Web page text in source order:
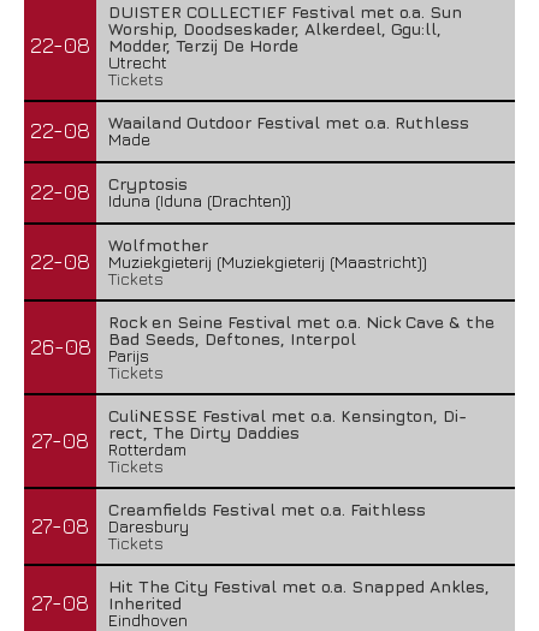
22-08
DUISTER COLLECTIEF Festival met o.a. Sun
Worship, Doodseskader, Alkerdeel, Ggu:ll,
Modder, Terzij De Horde
Utrecht
Tickets
22-08
Waailand Outdoor Festival met o.a. Ruthless
Made
22-08
Cryptosis
Iduna (Iduna (Drachten))
22-08
Wolfmother
Muziekgieterij (Muziekgieterij (Maastricht))
Tickets
26-08
Rock en Seine Festival met o.a. Nick Cave & the
Bad Seeds, Deftones, Interpol
Parijs
Tickets
27-08
CuliNESSE Festival met o.a. Kensington, Di-
rect, The Dirty Daddies
Rotterdam
Tickets
27-08
Creamfields Festival met o.a. Faithless
Daresbury
Tickets
27-08
Hit The City Festival met o.a. Snapped Ankles,
Inherited
Eindhoven